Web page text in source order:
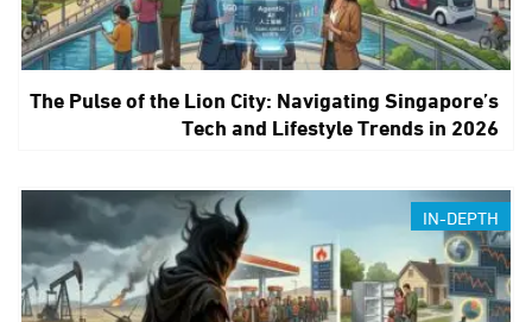
The Pulse of the Lion City: Navigating Singapore’s
Tech and Lifestyle Trends in 2026
IN-DEPTH